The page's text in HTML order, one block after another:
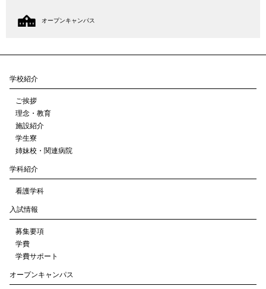
オープンキャンパス
学校紹介
ご挨拶
理念・教育
施設紹介
学生寮
姉妹校・関連病院
学科紹介
看護学科
入試情報
募集要項
学費
学費サポート
オープンキャンパス